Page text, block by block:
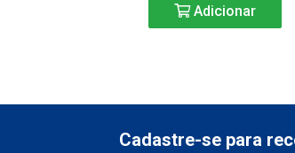
Adicionar
Cadastre-se para